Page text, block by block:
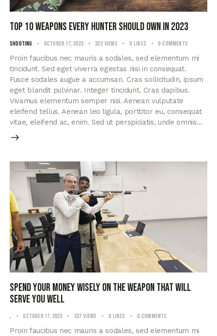
Top 10 weapons every hunter should own in 2023
Shooting October 17, 2023 322 Views 0 Likes 0 Comments
Proin faucibus nec mauris a sodales, sed elementum mi
tincidunt. Sed eget viverra egestas nisi in consequat.
Fusce sodales augue a accumsan. Cras sollicitudin, ipsum
eget blandit pulvinar. Integer tincidunt. Cras dapibus.
Vivamus elementum semper nisi. Aenean vulputate
eleifend tellus. Aenean leo ligula, porttitor eu, consequat
vitae, eleifend ac, enim. Sed ut perspiciatis, unde omnis…
Spend your money wisely on the weapon that will
serve you well
. October 17, 2023 337 Views 0 Likes 0 Comments
Proin faucibus nec mauris a sodales, sed elementum mi